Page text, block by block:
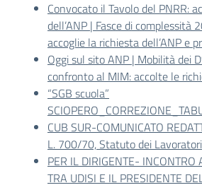
Convocato il Tavolo del PNRR:
dell’ANP | Fasce di complessità
accoglie la richiesta dell’ANP e
Oggi sul sito ANP | Mobilità dei
confronto al MIM: accolte le
“SGB scuola”
CUB SUR-COMUNICATO
L. 700/70, Statuto dei Lavoratori
PER IL DIRIGENTE- INCONTRO
TRA UDISI E IL PRESIDENTE